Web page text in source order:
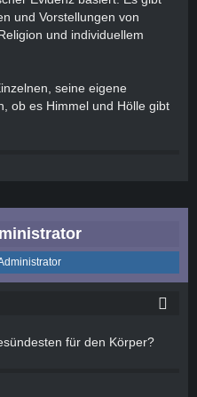
und Vorstellungen von
und individuellem
seine eigene
ob es Himmel und Hölle gibt
für den Körper?